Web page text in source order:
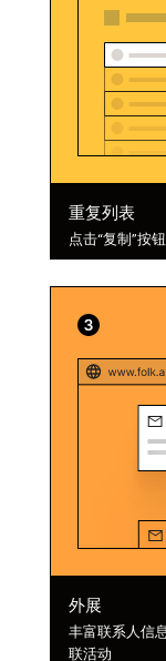
重复列表
点击“复制”按
外展
丰富联系人信
联活动